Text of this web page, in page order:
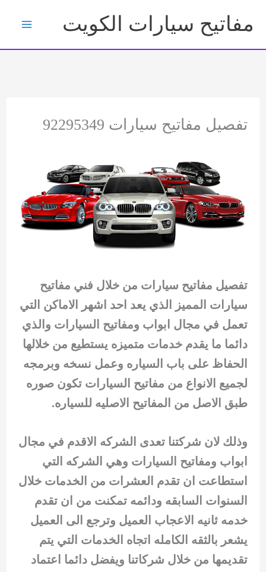
إلى
المحتوى
مفاتيح سيارات الكويت
تفصيل مفاتيح سيارات 92295349
تفصيل مفاتيح سيارات من خلال فني مفاتيح
سيارات المميز الذي يعد احد اشهر الاماكن التي
تعمل في مجال ابواب ومفاتيح السيارات والذي
دائما ما يقدم خدمات متميزه يستطيع من خلالها
الحفاظ على باب السياره وعمل نسخه وبرمجه
لجميع الانواع من مفاتيح السيارات تكون صوره
طبق الاصل من المفاتيح الاصليه للسياره.
وذلك لان شركتنا تعدى الشركه الاقدم في مجال
ابواب ومفاتيح السيارات وهي الشركه التي
استطاعت ان تقدم العشرات من الخدمات خلال
السنوات السابقه ودائمه تمكنت من ان تقدم
خدمه ثانيه الاعجاب العميل وترجع الى العميل
يشعر بالثقه الكامله اتجاه الخدمات التي يتم
تقديمها من خلال شركاتنا ويفضل دائما اعتماد